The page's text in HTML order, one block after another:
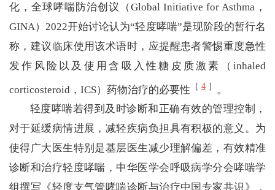
化，全球哮喘防治创议（Global Initiative for Asthma，
GINA）2022开始讨论认为“轻度哮喘”是现阶段的暂行名
称，建议临床使用该术语时，应提醒患者警惕重度急性
发作风险以及使用含吸入性糖皮质激素（inhaled
corticosteroid，ICS）药物治疗的必要性 ［ 4 ］
。
轻度哮喘若得到及时诊断和正确有效的管理控制，
对于延缓病情进展，减轻疾病负担具有积极的意义。为
使得广大医生特别是基层医生减少理解偏差，有效精准
诊断和治疗轻度哮喘，中华医学会呼吸病学分会哮喘学
组撰写《轻度支气管哮喘诊断与治疗中国专家共识》，